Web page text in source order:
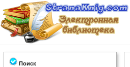
Поиск